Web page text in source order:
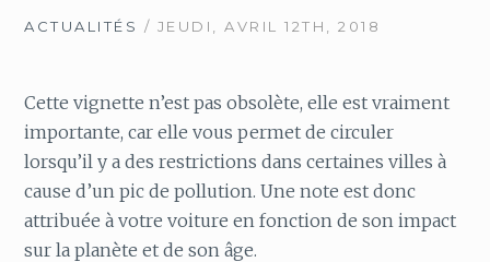
ACTUALITÉS / JEUDI, AVRIL 12TH, 2018
Cette vignette n’est pas obsolète, elle est vraiment
importante, car elle vous permet de circuler
lorsqu’il y a des restrictions dans certaines villes à
cause d’un pic de pollution. Une note est donc
attribuée à votre voiture en fonction de son impact
sur la planète et de son âge.